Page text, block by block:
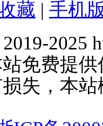
藏 | 手机
2025
免费提
失，本